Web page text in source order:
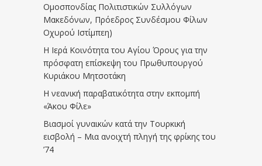
Ομοσπονδίας Πολιτιστικών Συλλόγων
Μακεδόνων, Πρόεδρος Συνδέσμου Φίλων
Οχυρού Ιστίμπεη)
Η Ιερά Κοινότητα του Αγίου Όρους για την
πρόσφατη επίσκεψη του Πρωθυπουργού
Κυριάκου Μητσοτάκη
Η νεανική παραβατικότητα στην εκπομπή
«Άκου Φίλε»
Βιασμοί γυναικών κατά την Τουρκική
εισβολή – Μια ανοιχτή πληγή της φρίκης του
’74